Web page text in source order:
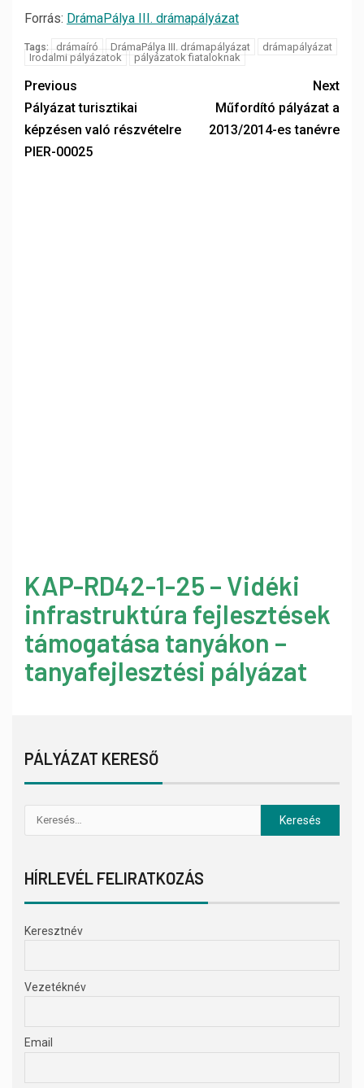
Forrás: DrámaPálya III. drámapályázat
Tags: drámaíró DrámaPálya III. drámapályázat
drámapályázat
Irodalmi pályázatok
pályázatok fiataloknak
Previous
Pályázat turisztikai
képzésen való részvételre
PIER-00025
Next
Műfordító pályázat a
2013/2014-es tanévre
KAP-RD42-1-25 – Vidéki
infrastruktúra fejlesztések
támogatása tanyákon –
tanyafejlesztési pályázat
PÁLYÁZAT KERESŐ
HÍRLEVÉL FELIRATKOZÁS
Keresztnév
Vezetéknév
Email